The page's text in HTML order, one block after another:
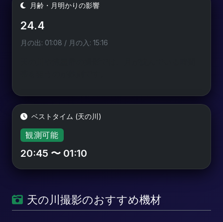
月齢・月明かりの影響
24.4
月の出: 01:08 / 月の入: 15:16
ベストタイム (天の川)
観測可能
20:45 〜 01:10
天の川撮影のおすすめ機材